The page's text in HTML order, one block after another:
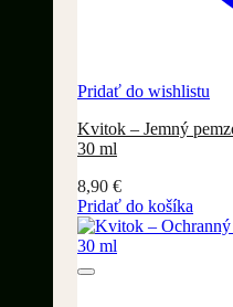
Pridať do wishlistu
Kvitok – Jemný
30 ml
8,90 €
Pridať do košíka